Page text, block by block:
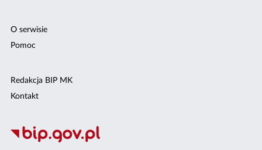
O serwisie
Pomoc
Redakcja BIP MK
Kontakt